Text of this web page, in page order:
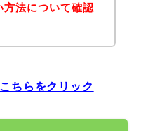
法について確認
ちらをクリック